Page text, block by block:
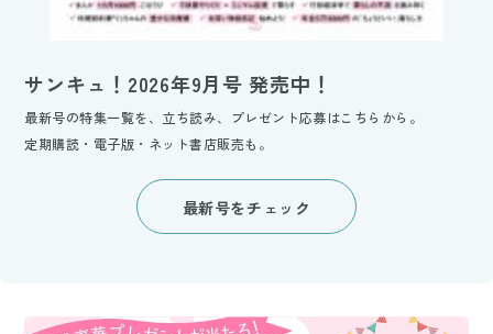
サンキュ！2026年9月号 発売中！
最新号の特集一覧を、立ち読み、プレゼント応募はこちらから。
定期購読・電子版・ネット書店販売も。
最新号をチェック